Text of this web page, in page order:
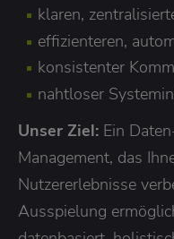
klaren,
effizienteren,
konsistenter
nahtloser
Unser Ziel: Ein
Management, das
Nutzererlebnisse
Ausspielung